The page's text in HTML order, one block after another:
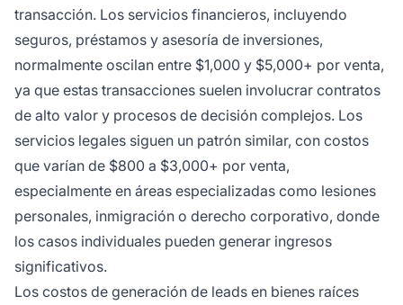
transacción. Los servicios financieros, incluyendo
seguros, préstamos y asesoría de inversiones,
normalmente oscilan entre $1,000 y $5,000+ por venta,
ya que estas transacciones suelen involucrar contratos
de alto valor y procesos de decisión complejos. Los
servicios legales siguen un patrón similar, con costos
que varían de $800 a $3,000+ por venta,
especialmente en áreas especializadas como lesiones
personales, inmigración o derecho corporativo, donde
los casos individuales pueden generar ingresos
significativos.
Los costos de generación de leads en bienes raíces